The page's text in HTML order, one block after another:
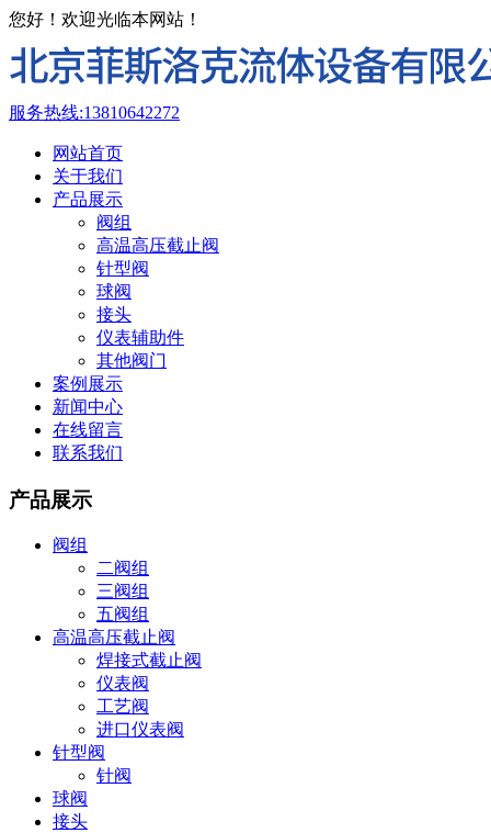
您好！欢迎光临本网站！
服务热线:13810642272
网站首页
关于我们
产品展示
阀组
高温高压截止阀
针型阀
球阀
接头
仪表辅助件
其他阀门
案例展示
新闻中心
在线留言
联系我们
产品展示
阀组
二阀组
三阀组
五阀组
高温高压截止阀
焊接式截止阀
仪表阀
工艺阀
进口仪表阀
针型阀
针阀
球阀
接头